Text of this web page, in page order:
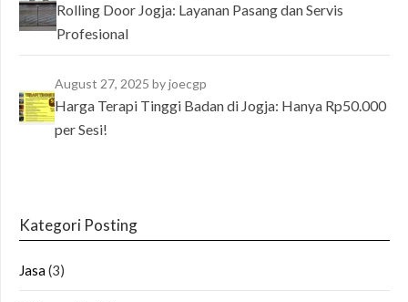
Rolling Door Jogja: Layanan Pasang dan Servis
Profesional
August 27, 2025 by joecgp
Harga Terapi Tinggi Badan di Jogja: Hanya Rp50.000
per Sesi!
Kategori Posting
Jasa(3)